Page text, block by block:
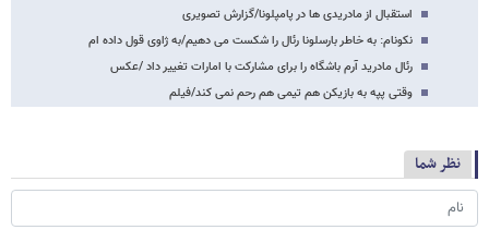
استقبال از مادریدی ها در پامپلونا/گزارش تصویری
نکونام: به خاطر بارسلونا رئال را شکست می دهیم/به ژاوی قول داده ام
رئال مادرید آرم باشگاه را برای مشارکت با امارات تغییر داد /عکس
وقتی پپه به بازیکن هم تیمی هم رحم نمی کند/فیلم
نظر شما